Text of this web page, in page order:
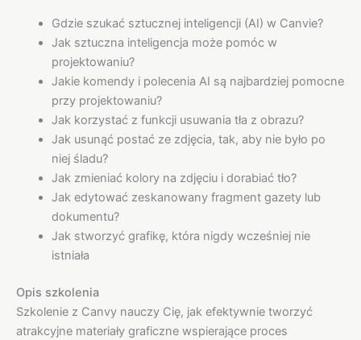
Gdzie szukać sztucznej inteligencji (AI) w Canvie?
Jak sztuczna inteligencja może pomóc w
projektowaniu?
Jakie komendy i polecenia AI są najbardziej pomocne
przy projektowaniu?
Jak korzystać z funkcji usuwania tła z obrazu?
Jak usunąć postać ze zdjęcia, tak, aby nie było po
niej śladu?
Jak zmieniać kolory na zdjęciu i dorabiać tło?
Jak edytować zeskanowany fragment gazety lub
dokumentu?
Jak stworzyć grafikę, która nigdy wcześniej nie
istniała
Opis szkolenia
Szkolenie z Canvy nauczy Cię, jak efektywnie tworzyć
atrakcyjne materiały graficzne wspierające proces